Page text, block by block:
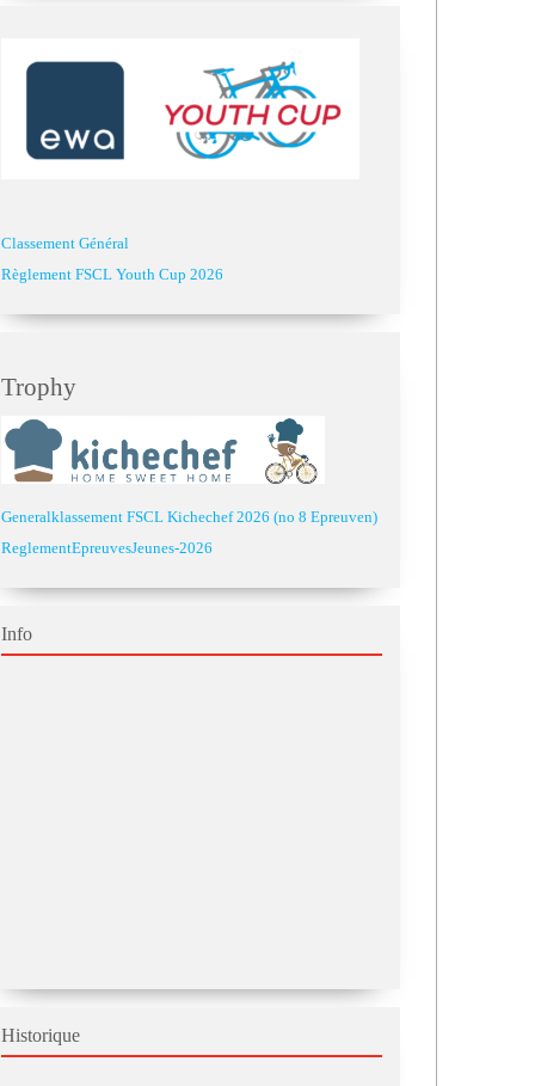
Classement Général
Règlement FSCL Youth Cup 2026
Trophy
Generalklassement FSCL Kichechef 2026 (no 8 Epreuven)
ReglementEpreuvesJeunes-2026
Info
Historique